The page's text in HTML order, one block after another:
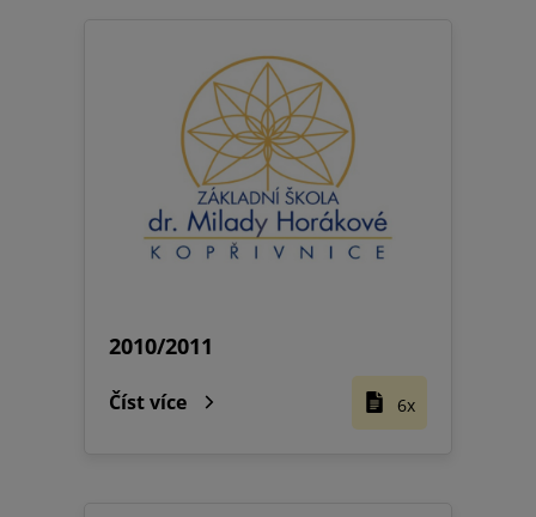
2010/2011
Číst více 6x